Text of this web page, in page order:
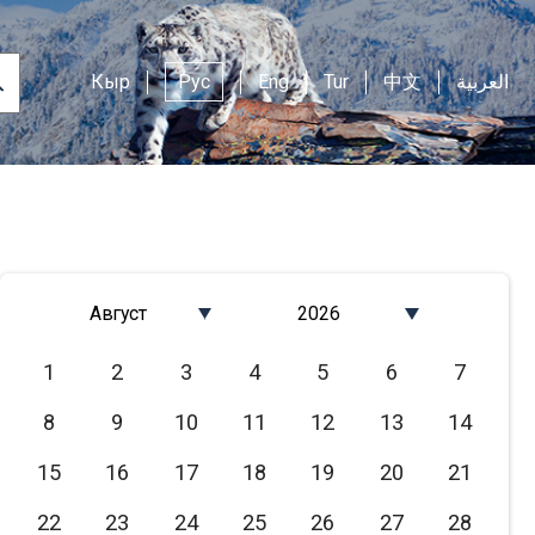
Кыр Рус Eng Tur 中文 العربية
Август
Март
Апрель
2026
2024
2023
1 2 3 4 5 6
7
8
9 10 11 12 13
14
15
16 17 18 19 20
21
22
23 24 25 26 27
28